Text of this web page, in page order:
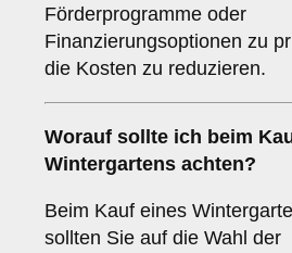
Förderprogramme oder
Finanzierungsoptionen zu
die Kosten zu reduzieren.
Worauf sollte ich beim
Wintergartens achten?
Beim Kauf eines
sollten Sie auf die Wahl der